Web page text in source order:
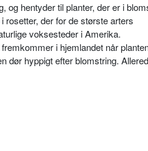
hentyder til planter, der er i
der for de største arters
voksesteder i Amerika.
i hjemlandet når
dør hyppigt efter blomstring.